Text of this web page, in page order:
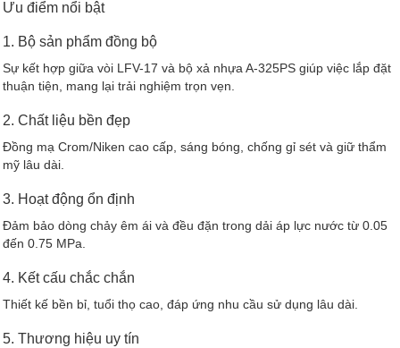
Ưu điểm nổi bật
1. Bộ sản phẩm đồng bộ
Sự kết hợp giữa vòi LFV-17 và bộ xả nhựa A-325PS giúp việc lắp đặt
thuận tiện, mang lại trải nghiệm trọn vẹn.
2. Chất liệu bền đẹp
Đồng mạ Crom/Niken cao cấp, sáng bóng, chống gỉ sét và giữ thẩm
mỹ lâu dài.
3. Hoạt động ổn định
Đảm bảo dòng chảy êm ái và đều đặn trong dải áp lực nước từ 0.05
đến 0.75 MPa.
4. Kết cấu chắc chắn
Thiết kế bền bỉ, tuổi thọ cao, đáp ứng nhu cầu sử dụng lâu dài.
5. Thương hiệu uy tín